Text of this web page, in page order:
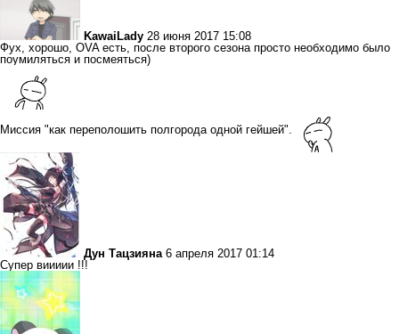
KawaiLady 28 июня 2017 15:08
Фух, хорошо, OVA есть, после второго сезона просто необходимо было
поумиляться и посмеяться)
Миссия "как переполошить полгорода одной гейшей".
Дун Тацзияна 6 апреля 2017 01:14
Супер виииии !!!